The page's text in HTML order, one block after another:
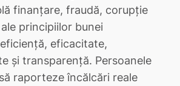
finanțare, fraudă, corupție
principiilor bunei
eficacitate,
și transparență. Persoanele
raporteze încălcări reale